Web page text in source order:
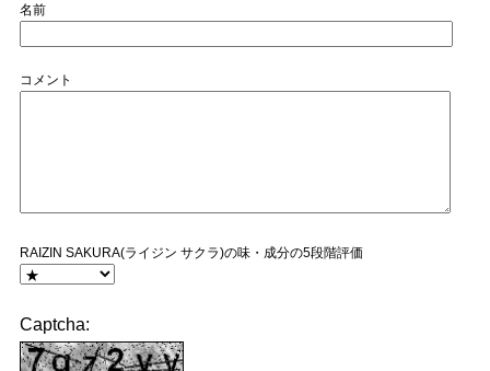
名前
コメント
RAIZIN SAKURA(ライジン サクラ)の味・成分の5段階評価
Captcha: